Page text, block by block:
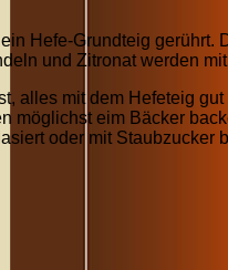
Hefe-Grundteig gerührt.
und Zitronat werden
alles mit dem Hefeteig
möglichst eim Bäcker
oder mit Staubzucker